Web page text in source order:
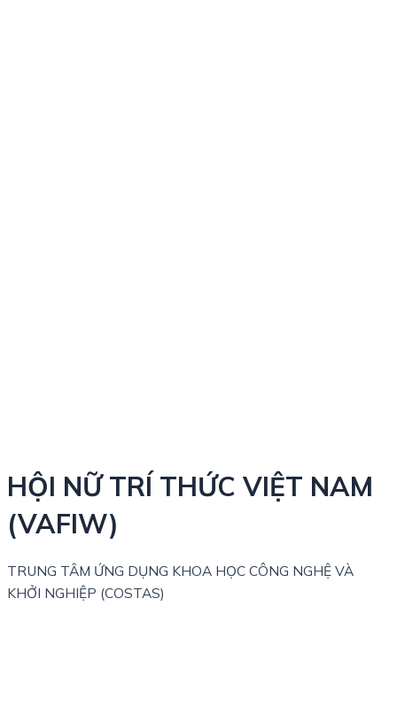
HỘI NỮ TRÍ THỨC VIỆT NAM
(VAFIW)
TRUNG TÂM ỨNG DỤNG KHOA HỌC CÔNG NGHỆ VÀ
KHỞI NGHIỆP (COSTAS)